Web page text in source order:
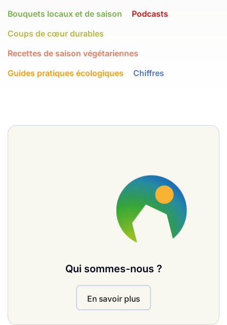
Bouquets locaux et de saison
Podcasts
Coups de cœur durables
Recettes de saison végétariennes
Guides pratiques écologiques
Chiffres
Qui sommes-nous ?
En savoir plus